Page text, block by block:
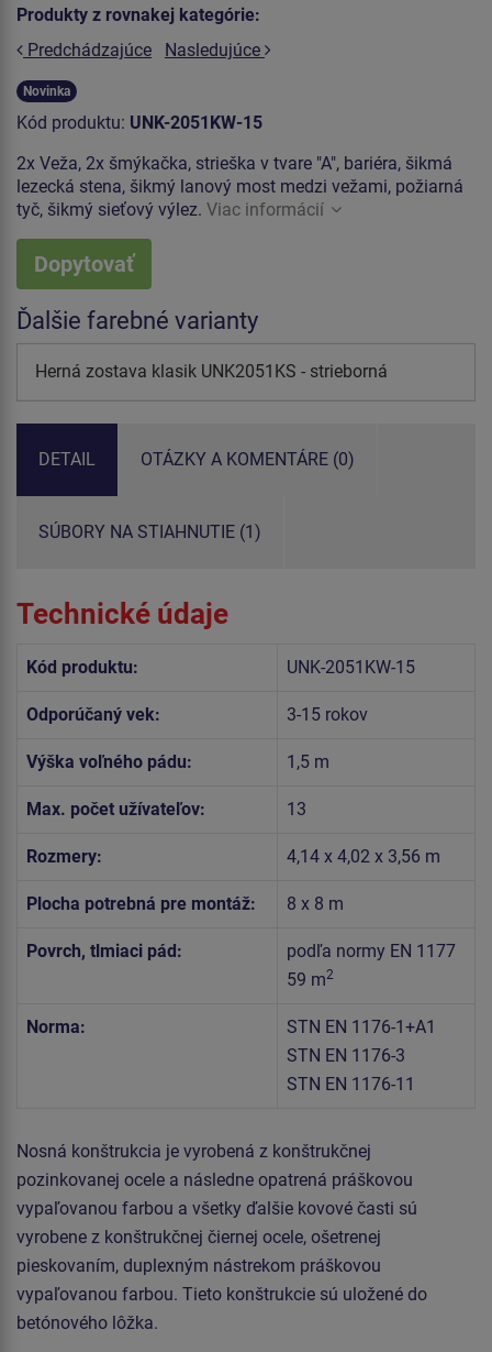
Produkty z rovnakej kategórie:
Predchádzajúce
Nasledujúce
Novinka
Kód produktu: UNK-2051KW-15
2x Veža, 2x šmýkačka, strieška v tvare "A", bariéra, šikmá
lezecká stena, šikmý lanový most medzi vežami, požiarná
tyč, šikmý sieťový výlez. Viac informácií
Dopytovať
Ďalšie farebné varianty
Herná zostava klasik UNK2051KS - strieborná
DETAIL OTÁZKY A KOMENTÁRE (0)
SÚBORY NA STIAHNUTIE (1)
Technické údaje
Kód produktu: UNK-2051KW-15
Odporúčaný vek: 3-15 rokov
Výška voľného pádu: 1,5 m
Max. počet užívateľov: 13
Rozmery: 4,14 x 4,02 x 3,56 m
Plocha potrebná pre montáž: 8 x 8 m
Povrch, tlmiaci pád:
podľa normy EN 1177
59 m2
Norma:
STN EN 1176-1+A1
STN EN 1176-3
STN EN 1176-11
Nosná konštrukcia je vyrobená z konštrukčnej
pozinkovanej ocele a následne opatrená práškovou
vypaľovanou farbou a všetky ďalšie kovové časti sú
vyrobene z konštrukčnej čiernej ocele, ošetrenej
pieskovaním, duplexným nástrekom práškovou
vypaľovanou farbou. Tieto konštrukcie sú uložené do
betónového lôžka.